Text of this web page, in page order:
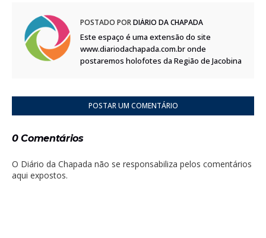
POSTADO PORDIÁRIO DA CHAPADA
Este espaço é uma extensão do site
www.diariodachapada.com.br onde
postaremos holofotes da Região de Jacobina
POSTAR UM COMENTÁRIO
0 Comentários
O Diário da Chapada não se responsabiliza pelos comentários
aqui expostos.